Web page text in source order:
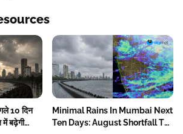
10 दिन
बढ़ेगी
Minimal Rains In Mumbai Next
Ten Days: August Shortfall To